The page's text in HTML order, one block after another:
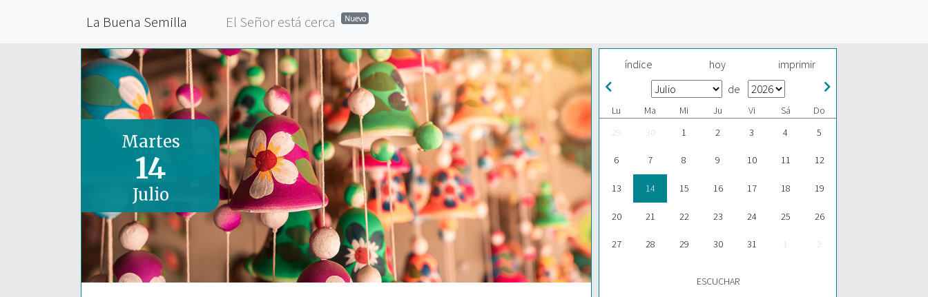
La Buena Semilla El Señor está cerca Nuevo
Martes
14
Julio
índice hoy imprimir
de
Lu Ma Mi Ju Vi Sá
Do
29
30 1 2 3 4 5
6 7 8 9 10 11 12
13 14 15 16 17 18 19
20 21 22 23 24 25 26
27 28 29 30 31 1 2
ESCUCHAR